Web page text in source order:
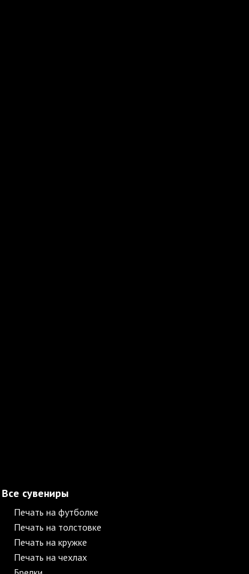
Все сувениры
Печать на футболке
Печать на толстовке
Печать на кружке
Печать на чехлах